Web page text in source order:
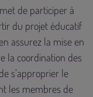
de participer à
du projet éducatif
assurez la mise en
la coordination des
s’approprier le
les membres de